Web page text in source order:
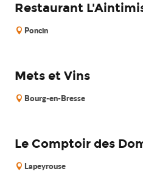
Restaurant
Poncin
Mets et Vins
Bourg-en-Bresse
Le Comptoir des
Lapeyrouse